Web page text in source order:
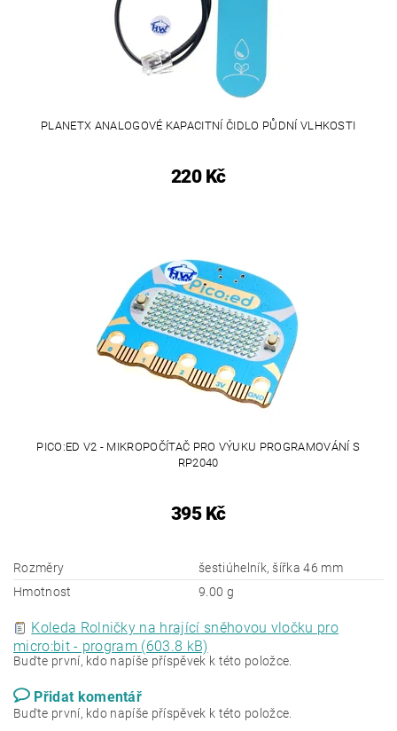
PLANETX ANALOGOVÉ KAPACITNÍ ČIDLO PŮDNÍ VLHKOSTI
220 Kč
PICO:ED V2 - MIKROPOČÍTAČ PRO VÝUKU PROGRAMOVÁNÍ S
RP2040
395 Kč
Rozměry
šestiúhelník, šířka 46 mm
Hmotnost
9.00 g
Koleda Rolničky na hrající sněhovou vločku pro
micro:bit - program (603.8 kB)
Buďte první, kdo napíše příspěvek k této položce.
Přidat komentář
Buďte první, kdo napíše příspěvek k této položce.